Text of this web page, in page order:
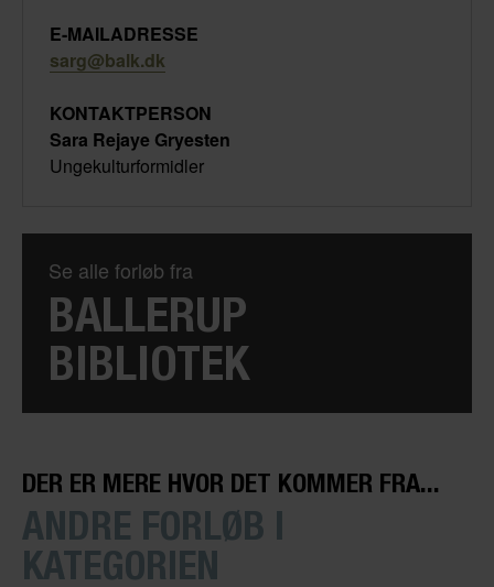
E-MAILADRESSE
sarg@balk.dk
KONTAKTPERSON
Sara Rejaye Gryesten
Ungekulturformidler
Se alle forløb fra
BALLERUP
BIBLIOTEK
DER ER MERE HVOR DET KOMMER FRA...
ANDRE FORLØB I
KATEGORIEN